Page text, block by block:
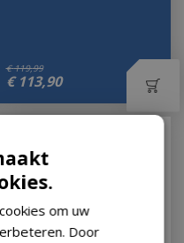
€ 119,99
€ 113,90
om uw
Door